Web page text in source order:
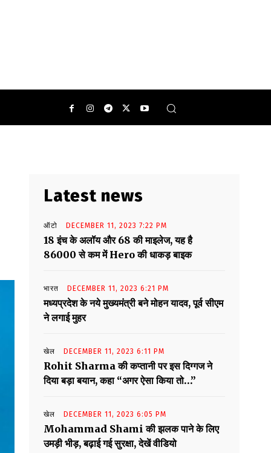
Latest news
ऑटो DECEMBER 11, 2023 7:22 PM
18 इंच के अलॉय और 68 की माइलेज, यह है
86000 से कम में Hero की धाकड़ बाइक
भारत DECEMBER 11, 2023 6:21 PM
मध्यप्रदेश के नये मुख्यमंत्री बने मोहन यादव, पूर्व सीएम
ने लगाई मुहर
खेल DECEMBER 11, 2023 6:11 PM
Rohit Sharma की कप्तानी पर इस दिग्गज ने
दिया बड़ा बयान, कहा “अगर ऐसा किया तो…”
खेल DECEMBER 11, 2023 6:05 PM
Mohammad Shami की झलक पाने के लिए
उमड़ी भीड़, बढ़ाई गई सुरक्षा, देखें वीडियो